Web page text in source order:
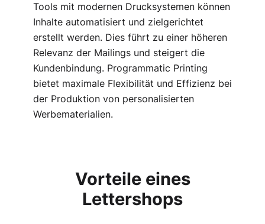
Tools mit modernen Drucksystemen können
Inhalte automatisiert und zielgerichtet
erstellt werden. Dies führt zu einer höheren
Relevanz der Mailings und steigert die
Kundenbindung. Programmatic Printing
bietet maximale Flexibilität und Effizienz bei
der Produktion von personalisierten
Werbematerialien.
Vorteile eines
Lettershops